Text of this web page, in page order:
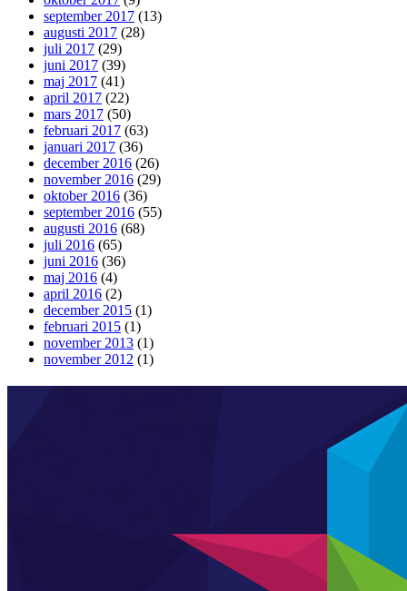
september 2017 (13)
augusti 2017 (28)
juli 2017 (29)
juni 2017 (39)
maj 2017 (41)
april 2017 (22)
mars 2017 (50)
februari 2017 (63)
januari 2017 (36)
december 2016 (26)
november 2016 (29)
oktober 2016 (36)
september 2016 (55)
augusti 2016 (68)
juli 2016 (65)
juni 2016 (36)
maj 2016 (4)
april 2016 (2)
december 2015 (1)
februari 2015 (1)
november 2013 (1)
november 2012 (1)